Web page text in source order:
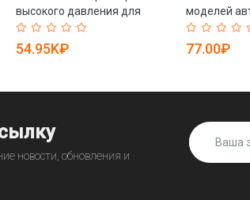
высокого давления для
бутылкоподдувочной
машины (арт. 25-28071753)
54.95K₽
моделей
UC-J2 UV-J3
E8135 UC-
77.00₽
новости, обновления и